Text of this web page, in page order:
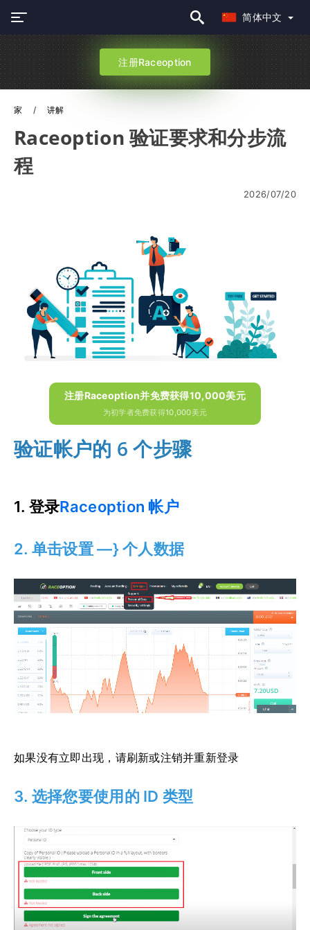
简体中文
注册Raceoption
家 讲解
Raceoption 验证要求和分步流
程
2026/07/20
注册Raceoption并免费获得10,000美元
为初学者免费获得10,000美元
验证帐户的 6 个步骤
1. 登录Raceoption 帐户
2. 单击设置 —} 个人数据
如果没有立即出现，请刷新或注销并重新登录
3. 选择您要使用的 ID 类型